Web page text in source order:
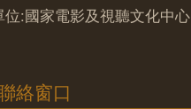
位:國家電影及視聽文化中心
絡窗口